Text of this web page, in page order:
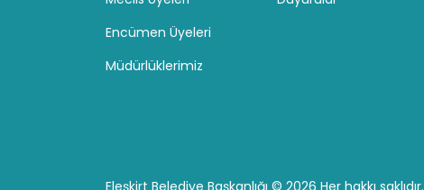
Encümen Üyeleri
Müdürlüklerimiz